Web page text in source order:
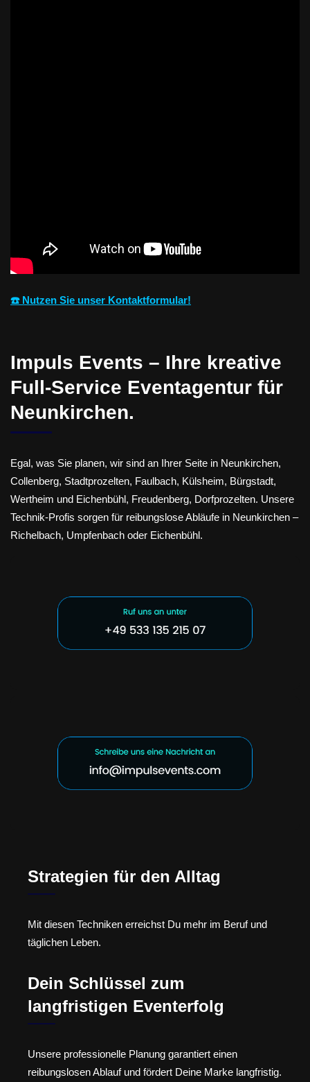
☎️ Nutzen Sie unser Kontaktformular!
Impuls Events – Ihre kreative
Full-Service Eventagentur für
Neunkirchen.
Egal, was Sie planen, wir sind an Ihrer Seite in Neunkirchen,
Collenberg, Stadtprozelten, Faulbach, Külsheim, Bürgstadt,
Wertheim und Eichenbühl, Freudenberg, Dorfprozelten. Unsere
Technik-Profis sorgen für reibungslose Abläufe in Neunkirchen –
Richelbach, Umpfenbach oder Eichenbühl.
Strategien für den Alltag
Mit diesen Techniken erreichst Du mehr im Beruf und
täglichen Leben.
Dein Schlüssel zum
langfristigen Eventerfolg
Unsere professionelle Planung garantiert einen
reibungslosen Ablauf und fördert Deine Marke langfristig.